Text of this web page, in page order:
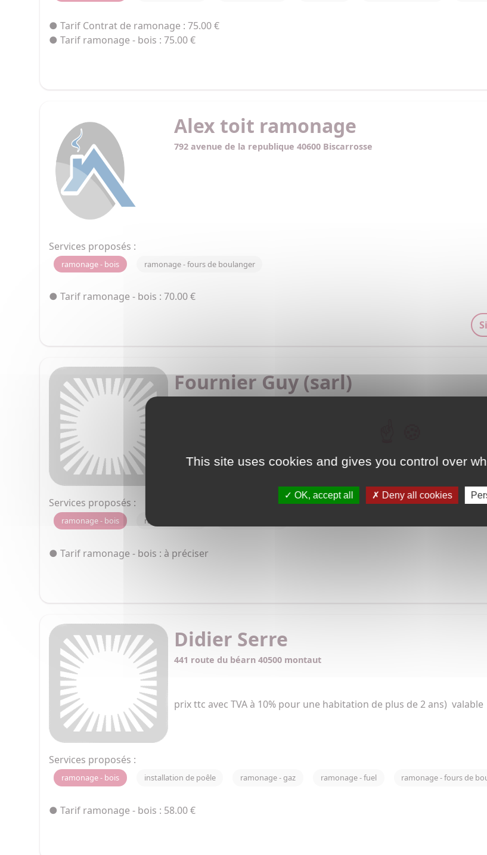
● Tarif Contrat de ramonage : 75.00 €
● Tarif ramonage - bois : 75.00 €
Alex toit ramonage
792 avenue de la republique 40600 Biscarrosse
Services proposés :
ramonage - bois ramonage - fours de boulanger
● Tarif ramonage - bois : 70.00 €
Fournier Guy (sarl)
Sanitaires - ramonage.
Services proposés :
ramonage - gaz
ramonage - bois
● Tarif ramonage - bois : à préciser
Didier Serre
441 route du béarn 40500 montaut
prix ttc avec TVA à 10% pour une habitation de plus de 2 ans)
Services proposés :
installation de poêle ramonage - gaz ramonage - fuel ramonage - fours de
ramonage - bois
● Tarif ramonage - bois : 58.00 €
This site uses cookies and gives you control over
OK, accept all Deny all cookies